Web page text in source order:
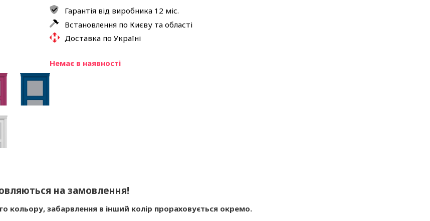
Гарантія від виробника 12 міс.
Встановлення по Києву та області
Доставка по Україні
Немає в наявності
на замовлення!
кольору, забарвлення в інший колір прораховується окремо.